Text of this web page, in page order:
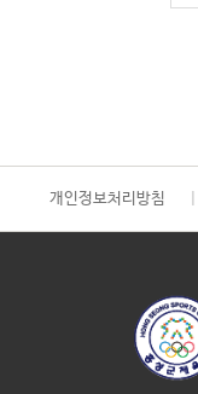
개인정보처리방침